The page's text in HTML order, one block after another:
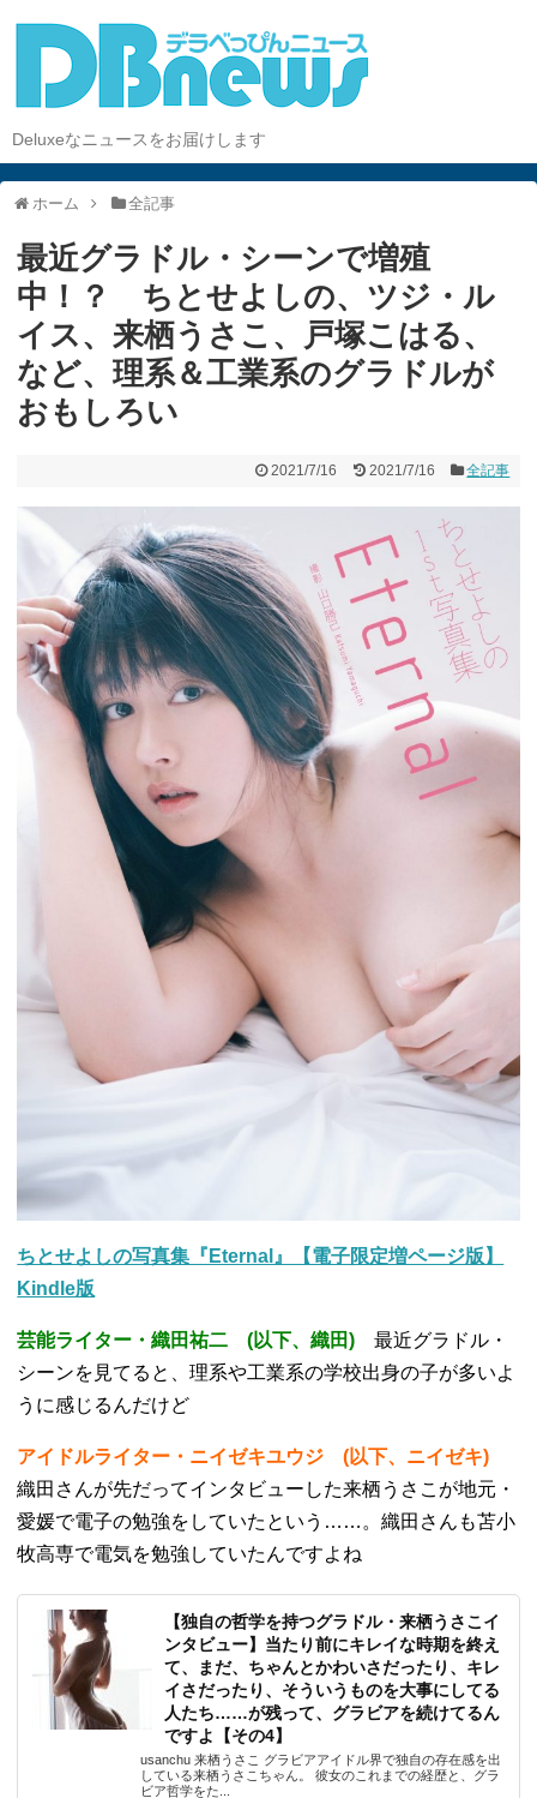
Deluxeなニュースをお届けします
ホーム 全記事
最近グラドル・シーンで増殖
中！？ ちとせよしの、ツジ・ル
イス、来栖うさこ、戸塚こはる、
など、理系＆工業系のグラドルが
おもしろい
2021/7/16 2021/7/16 全記事
ちとせよしの写真集『Eternal』【電子限定増ページ版】
Kindle版
芸能ライター・織田祐二 (以下、織田)最近グラドル・
シーンを見てると、理系や工業系の学校出身の子が多いよ
うに感じるんだけど
アイドルライター・ニイゼキユウジ (以下、ニイゼキ)
織田さんが先だってインタビューした来栖うさこが地元・
愛媛で電子の勉強をしていたという……。織田さんも苫小
牧高専で電気を勉強していたんですよね
【独自の哲学を持つグラドル・来栖うさこイ
ンタビュー】当たり前にキレイな時期を終え
て、まだ、ちゃんとかわいさだったり、キレ
イさだったり、そういうものを大事にしてる
人たち……が残って、グラビアを続けてるん
ですよ【その4】
usanchu 来栖うさこ グラビアアイドル界で独自の存在感を出
している来栖うさこちゃん。 彼女のこれまでの経歴と、グラ
ビア哲学をた...